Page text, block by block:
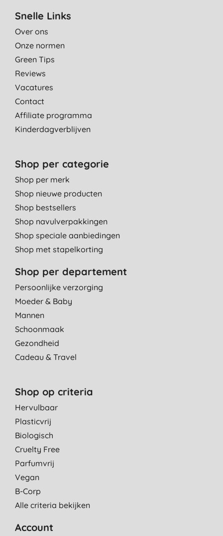
Snelle Links
Over ons
Onze normen
Green Tips
Reviews
Vacatures
Contact
Affiliate programma
Kinderdagverblijven
Shop per categorie
Shop per merk
Shop nieuwe producten
Shop bestsellers
Shop navulverpakkingen
Shop speciale aanbiedingen
Shop met stapelkorting
Shop per departement
Persoonlijke verzorging
Moeder & Baby
Mannen
Schoonmaak
Gezondheid
Cadeau & Travel
Shop op criteria
Hervulbaar
Plasticvrij
Biologisch
Cruelty Free
Parfumvrij
Vegan
B-Corp
Alle criteria bekijken
Account